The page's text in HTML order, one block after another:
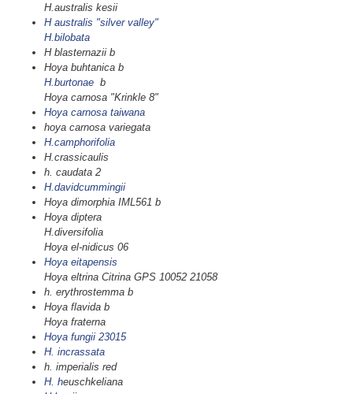
H.australis kesii
H australis "silver valley"
H.bilobata
H blasternazii b
Hoya buhtanica b
H.burtonae b
Hoya carnosa "Krinkle 8"
Hoya carnosa taiwana
hoya carnosa variegata
H.camphorifolia
H.crassicaulis
h. caudata 2
H.davidcummingii
Hoya dimorphia IML561 b
Hoya diptera
H.diversifolia
Hoya el-nidicus 06
Hoya eitapensis
Hoya eltrina Citrina GPS 10052 21058
h. erythrostemma b
Hoya flavida b
Hoya fraterna
Hoya fungii 23015
H. incrassata
h. imperialis red
H. heuschkeliana